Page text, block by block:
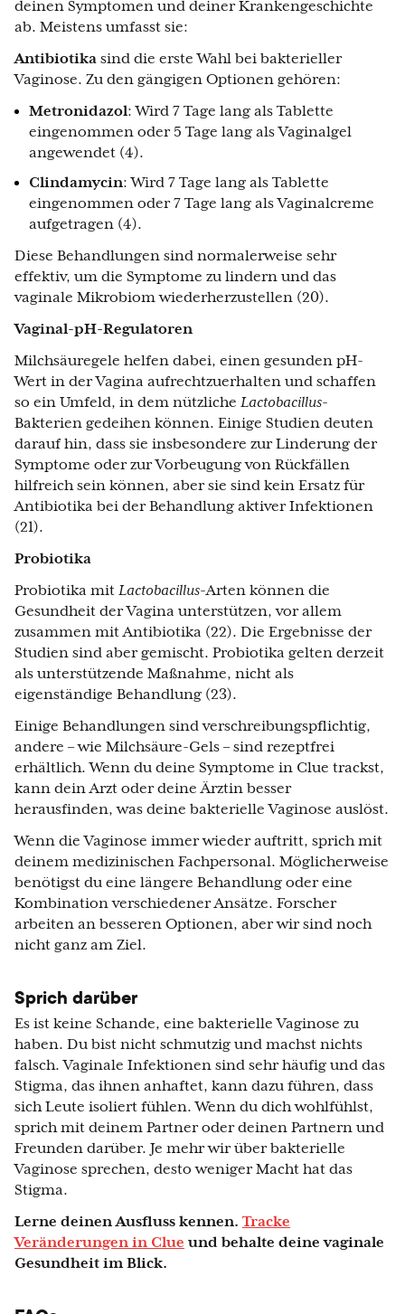
deinen Symptomen und deiner Krankengeschichte
ab. Meistens umfasst sie:
Antibiotika sind die erste Wahl bei bakterieller
Vaginose. Zu den gängigen Optionen gehören:
Metronidazol: Wird 7 Tage lang als Tablette
eingenommen oder 5 Tage lang als Vaginalgel
angewendet (4).
Clindamycin: Wird 7 Tage lang als Tablette
eingenommen oder 7 Tage lang als Vaginalcreme
aufgetragen (4).
Diese Behandlungen sind normalerweise sehr
effektiv, um die Symptome zu lindern und das
vaginale Mikrobiom wiederherzustellen (20).
Vaginal-pH-Regulatoren
Milchsäuregele helfen dabei, einen gesunden pH-
Wert in der Vagina aufrechtzuerhalten und schaffen
so ein Umfeld, in dem nützliche Lactobacillus-
Bakterien gedeihen können. Einige Studien deuten
darauf hin, dass sie insbesondere zur Linderung der
Symptome oder zur Vorbeugung von Rückfällen
hilfreich sein können, aber sie sind kein Ersatz für
Antibiotika bei der Behandlung aktiver Infektionen
(21).
Probiotika
Probiotika mit Lactobacillus-Arten können die
Gesundheit der Vagina unterstützen, vor allem
zusammen mit Antibiotika (22). Die Ergebnisse der
Studien sind aber gemischt. Probiotika gelten derzeit
als unterstützende Maßnahme, nicht als
eigenständige Behandlung (23).
Einige Behandlungen sind verschreibungspflichtig,
andere – wie Milchsäure-Gels – sind rezeptfrei
erhältlich. Wenn du deine Symptome in Clue trackst,
kann dein Arzt oder deine Ärztin besser
herausfinden, was deine bakterielle Vaginose auslöst.
Wenn die Vaginose immer wieder auftritt, sprich mit
deinem medizinischen Fachpersonal. Möglicherweise
benötigst du eine längere Behandlung oder eine
Kombination verschiedener Ansätze. Forscher
arbeiten an besseren Optionen, aber wir sind noch
nicht ganz am Ziel.
Sprich darüber
Es ist keine Schande, eine bakterielle Vaginose zu
haben. Du bist nicht schmutzig und machst nichts
falsch. Vaginale Infektionen sind sehr häufig und das
Stigma, das ihnen anhaftet, kann dazu führen, dass
sich Leute isoliert fühlen. Wenn du dich wohlfühlst,
sprich mit deinem Partner oder deinen Partnern und
Freunden darüber. Je mehr wir über bakterielle
Vaginose sprechen, desto weniger Macht hat das
Stigma.
Lerne deinen Ausfluss kennen. Tracke
Veränderungen in Clue und behalte deine vaginale
Gesundheit im Blick.